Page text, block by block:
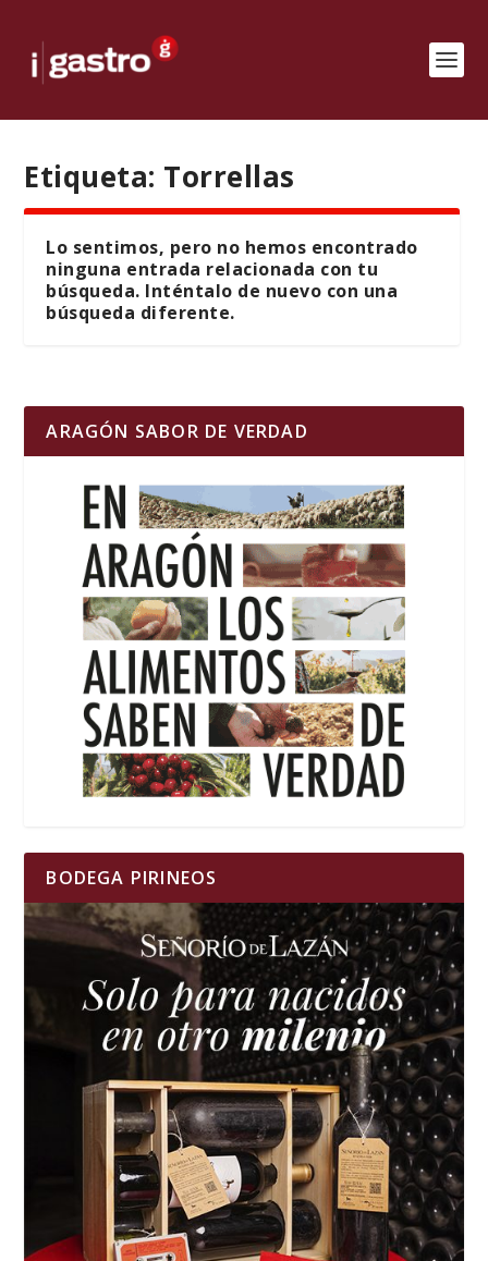
Etiqueta: Torrellas
Lo sentimos, pero no hemos encontrado
ninguna entrada relacionada con tu
búsqueda. Inténtalo de nuevo con una
búsqueda diferente.
ARAGÓN SABOR DE VERDAD
BODEGA PIRINEOS